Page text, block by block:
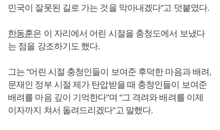
민국이 잘못된 길로 가는 것을 막아내겠다"고 덧붙였다.
한동훈은 이 자리에서 어린 시절을 충청도에서 보냈다
는 점을 강조하기도 했다.
그는 "어린 시절 충청인들이 보여준 후덕한 마음과 배려,
문재인 정부 시절 제가 탄압받을 때 충청인들이 보여준
배려를 마음 깊이 기억한다"며 "그 격려와 배려를 이제
이자까지 쳐서 돌려드리겠다"고 말했다.